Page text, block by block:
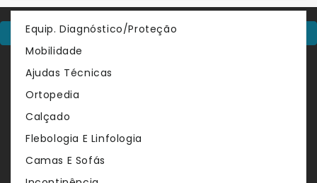
Equip. Diagnóstico/Proteção
Mobilidade
Ajudas Técnicas
Ortopedia
Calçado
Flebologia E Linfologia
Camas E Sofás
Contacte-Nos
artigos médicos, ortopédicos, de saúde e bem estar.
Oferecemos uma vasta gama de marcas.
Informação
Serviços